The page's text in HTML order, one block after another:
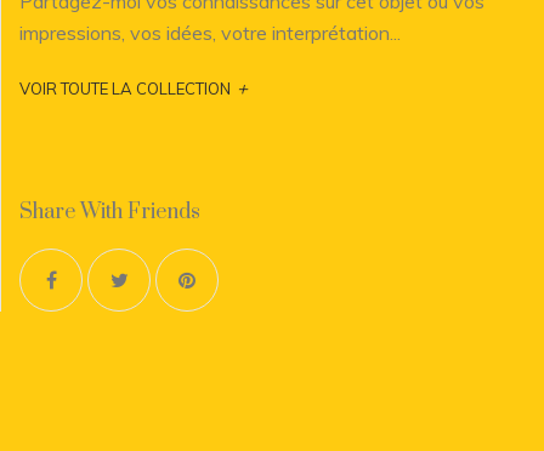
impressions, vos idées, votre interprétation...
VOIR TOUTE LA COLLECTION +
Share With Friends